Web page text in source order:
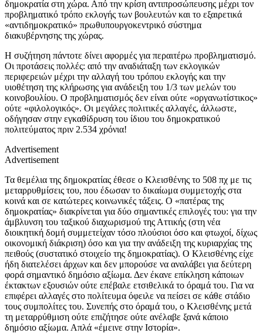
δημοκρατία στη χώρα. Από την κρίση αντιπροσώπευσης μέχρι τον
προβληματικό τρόπο εκλογής των βουλευτών και το εξαιρετικά
«αντιδημοκρατικό» πρωθυπουργοκεντρικό σύστημα
διακυβέρνησης της χώρας.
Η συζήτηση πάντοτε δίνει αφορμές για περαιτέρω προβληματισμό.
Οι προτάσεις πολλές: από την αναδιάταξη των εκλογικών
περιφερειών μέχρι την αλλαγή του τρόπου εκλογής και την
υιοθέτηση της κλήρωσης για ανάδειξη του 1/3 των μελών του
κοινοβουλίου. Ο προβληματισμός δεν είναι ούτε «οργανωτίστικος»
ούτε «φιλολογικός». Οι μεγάλες πολιτικές αλλαγές, άλλωστε,
οδήγησαν στην εγκαθίδρυση του ίδιου του δημοκρατικού
πολιτεύματος πριν 2.534 χρόνια!
Advertisement
Advertisement
Τα θεμέλια της δημοκρατίας έθεσε ο Κλεισθένης το 508 πχ με τις
μεταρρυθμίσεις του, που έδωσαν το δικαίωμα συμμετοχής στα
κοινά και σε κατώτερες κοινωνικές τάξεις. Ο «πατέρας της
δημοκρατίας» διακρίνεται για δύο σημαντικές επιλογές του: για την
άμβλυνση του ταξικού διαχωρισμού της Αττικής (στη νέα
διοικητική δομή συμμετείχαν τόσο πλούσιοι όσο και φτωχοί, δίχως
οικονομική διάκριση) όσο και για την ανάδειξη της κυριαρχίας της
πειθούς (συστατικό στοιχείο της δημοκρατίας). Ο Κλεισθένης είχε
ήδη διατελέσει άρχων και δεν μπορούσε να αναλάβει για δεύτερη
φορά σημαντικό δημόσιο αξίωμα. Δεν έκανε επίκληση κάποιων
έκτακτων εξουσιών ούτε επέβαλε ετσιθελικά το όραμά του. Για να
επιφέρει αλλαγές στο πολίτευμα όφειλε να πείσει σε κάθε στάδιο
τους συμπολίτες του. Συνεπής στο όραμά του, ο Κλεισθένης μετά
τη μεταρρύθμιση ούτε επιζήτησε ούτε ανέλαβε ξανά κάποιο
δημόσιο αξίωμα. Απλά «έμεινε στην Ιστορία».